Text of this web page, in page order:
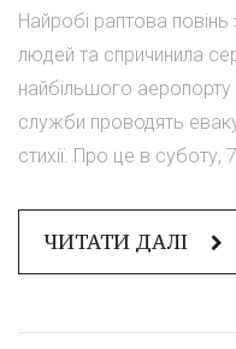
Найробі раптова
людей та спричинила
найбільшого аеропорту
служби проводять
стихії. Про це в суботу,
ЧИТАТИ ДАЛІ